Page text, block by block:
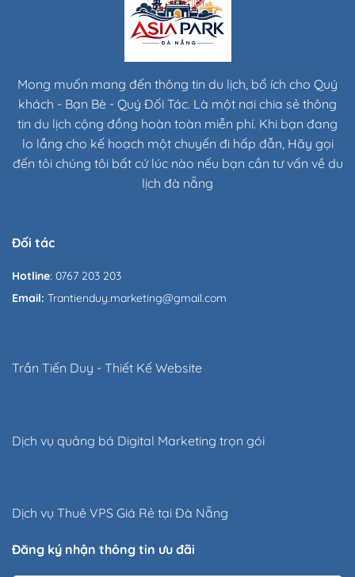
Mong muốn mang đến thông tin du lịch, bổ ích cho Quý
khách - Bạn Bè - Quý Đối Tác. Là một nơi chia sẻ thông
tin du lịch cộng đồng hoàn toàn miễn phí. Khi bạn đang
lo lắng cho kế hoạch một chuyến đi hấp đẫn, Hãy gọi
đến tôi chúng tôi bất cứ lúc nào nếu bạn cần tư vấn về du
lịch đà nẵng
Đối tác
Hotline: 0767 203 203
Email: Trantienduy.marketing@gmail.com
Trần Tiến Duy - Thiết Kế Website
Dịch vụ quảng bá Digital Marketing trọn gói
Dịch vụ Thuê VPS Giá Rẻ tại Đà Nẵng
Đăng ký nhận thông tin ưu đãi